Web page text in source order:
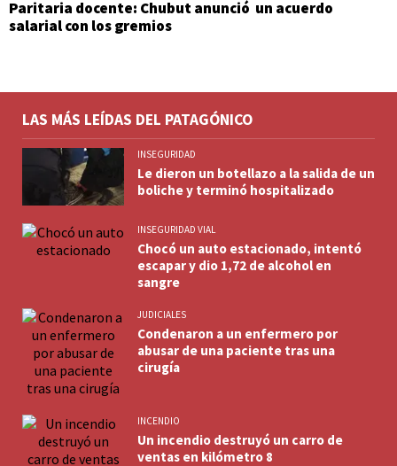
Paritaria docente: Chubut anunció un acuerdo
salarial con los gremios
LAS MÁS LEÍDAS DEL PATAGÓNICO
INSEGURIDAD
Le dieron un botellazo a la salida de un
boliche y terminó hospitalizado
INSEGURIDAD VIAL
Chocó un auto estacionado, intentó
escapar y dio 1,72 de alcohol en
sangre
JUDICIALES
Condenaron a un enfermero por
abusar de una paciente tras una
cirugía
INCENDIO
Un incendio destruyó un carro de
ventas en kilómetro 8